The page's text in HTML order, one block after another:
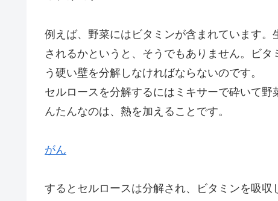
例えば、野菜にはビタミンが含まれています
されるかというと、そうでもありません。ビ
う硬い壁を分解しなければならないのです。
セルロースを分解するにはミキサーで砕いて
んたんなのは、熱を加えることです。
がん
するとセルロースは分解され、ビタミンを吸